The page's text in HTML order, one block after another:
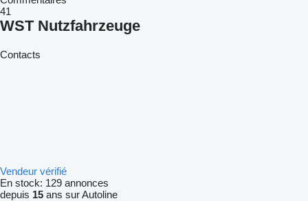
41
WST Nutzfahrzeuge
Contacts
Vendeur vérifié
En stock: 129 annonces
depuis 15 ans sur Autoline